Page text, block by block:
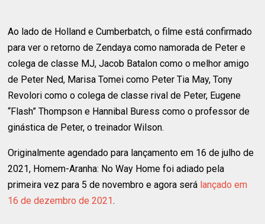
Ao lado de Holland e Cumberbatch, o filme está confirmado
para ver o retorno de Zendaya como namorada de Peter e
colega de classe MJ, Jacob Batalon como o melhor amigo
de Peter Ned, Marisa Tomei como Peter Tia May, Tony
Revolori como o colega de classe rival de Peter, Eugene
“Flash” Thompson e Hannibal Buress como o professor de
ginástica de Peter, o treinador Wilson.
Originalmente agendado para lançamento em 16 de julho de
2021, Homem-Aranha: No Way Home foi adiado pela
primeira vez para 5 de novembro e agora será lançado em
16 de dezembro de 2021.